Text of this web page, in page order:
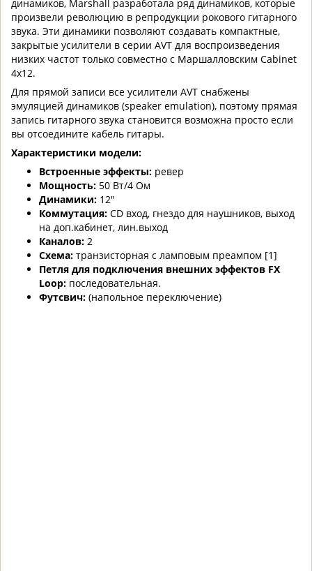
динамиков, Marshall разработала ряд динамиков, которые
произвели революцию в репродукции рoкового гитарного
звука. Эти динамики позволяют создавать компактные,
закрытые усилители в серии AVT для воспроизведения
низких частот только совместно с Маршалловским Cabinet
4x12.
Для прямой записи все усилители AVT снабжены
эмуляцией динамиков (speaker emulation), поэтому прямая
запись гитарного звука становится возможна просто если
вы отсоедините кабель гитары.
Характеристики модели:
Встроенные эффекты: ревер
Мощность: 50 Вт/4 Ом
Динамики: 12"
Коммутация: CD вход, гнездо для наушников, выход
на доп.кабинет, лин.выход
Каналов: 2
Схема: транзисторная с ламповым преампом [1]
Петля для подключения внешних эффектов FX
Loop: последовательная.
Футсвич: (напольное переключение)